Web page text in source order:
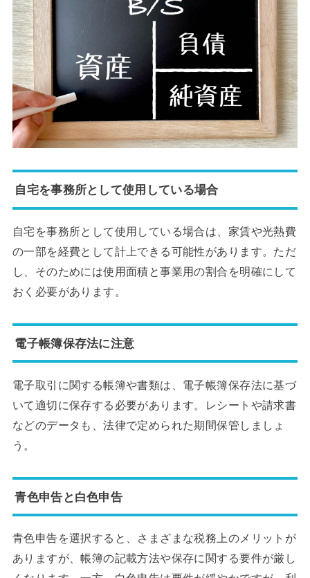
自宅を事務所として使用している場合
自宅を事務所として使用している場合は、家賃や光熱費
の一部を経費として計上できる可能性があります。ただ
し、そのためには使用面積と事業用の割合を明確にして
おく必要があります。
電子帳簿保存法に注意
電子取引に関する帳簿や書類は、電子帳簿保存法に基づ
いて適切に保存する必要があります。レシートや請求書
などのデータも、法律で定められた期間保管しましょ
う。
青色申告と白色申告
青色申告を選択すると、さまざまな税務上のメリットが
ありますが、帳簿の記載方法や保存に関する要件が厳し